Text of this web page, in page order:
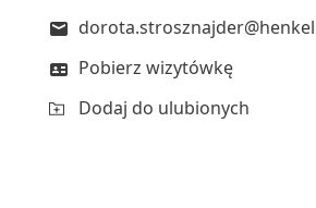
Pobierz wizytówkę
Dodaj do ulubionych